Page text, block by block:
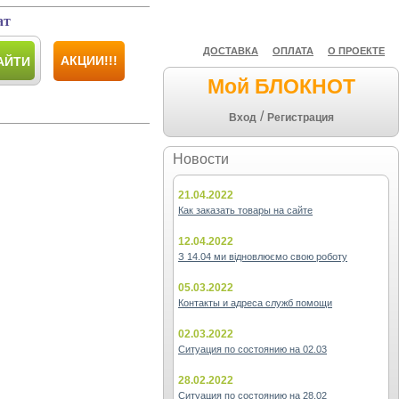
ДОСТАВКА ОПЛАТА О ПРОЕКТЕ
Мой БЛОКНОТ
Вход / Регистрация
Новости
21.04.2022
Как заказать товары на сайте
12.04.2022
З 14.04 ми відновлюємо свою роботу
05.03.2022
Контакты и адреса служб помощи
02.03.2022
Ситуация по состоянию на 02.03
28.02.2022
Ситуация по состоянию на 28.02
АКЦИИ!!!